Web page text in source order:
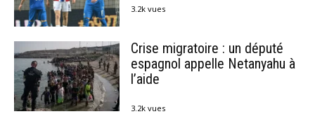
3.2k vues
Crise migratoire : un député
espagnol appelle Netanyahu à
l’aide
3.2k vues